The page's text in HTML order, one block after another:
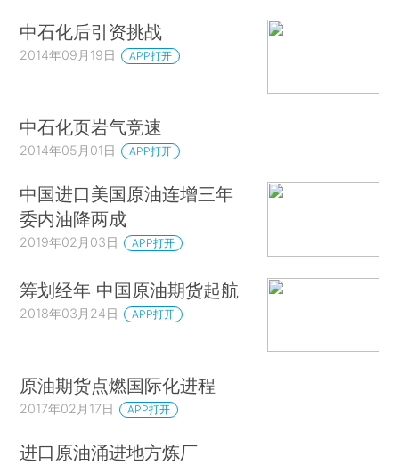
中石化后引资挑战
2014年09月19日 APP打开
中石化页岩气竞速
2014年05月01日 APP打开
中国进口美国原油连增三年
委内油降两成
2019年02月03日 APP打开
筹划经年 中国原油期货起航
2018年03月24日 APP打开
原油期货点燃国际化进程
2017年02月17日 APP打开
进口原油涌进地方炼厂